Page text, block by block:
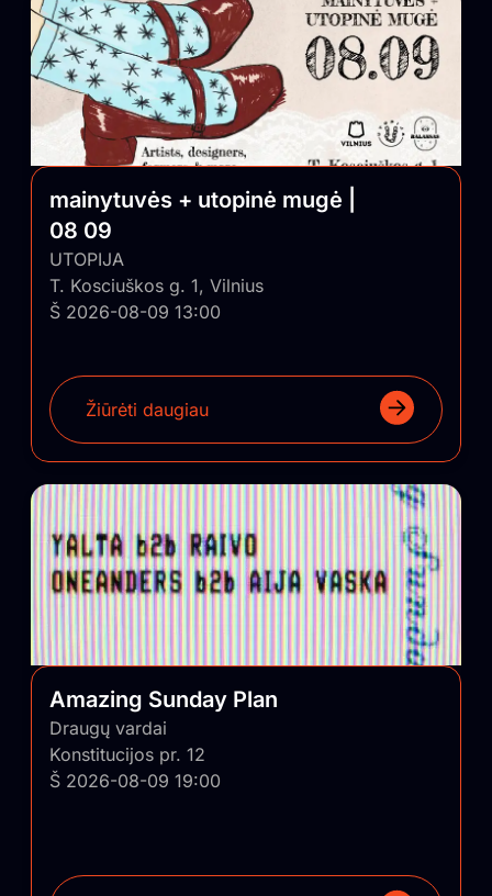
autentiškumu, tiesioginiu ryšiu su auditorija bei D.I.Y.
etika paremtu viešinimu „iš lūpų į lūpas“. Vienas iš
projekto tikslų – grąžinti turinio viršenybę prieš
vartojimą. Kitas tikslas – suburti bendruomenę, kurios
pagalba panašūs nekomerciniai projektai būtų
sugrąžinti ir įskiepyti į Lietuvos regionus.
mainytuvės + utopinė mugė |
08 09
UTOPIJA
T. Kosciuškos g. 1, Vilnius
Š 2026-08-09 13:00
Žiūrėti daugiau
Amazing Sunday Plan
Draugų vardai
Konstitucijos pr. 12
Š 2026-08-09 19:00